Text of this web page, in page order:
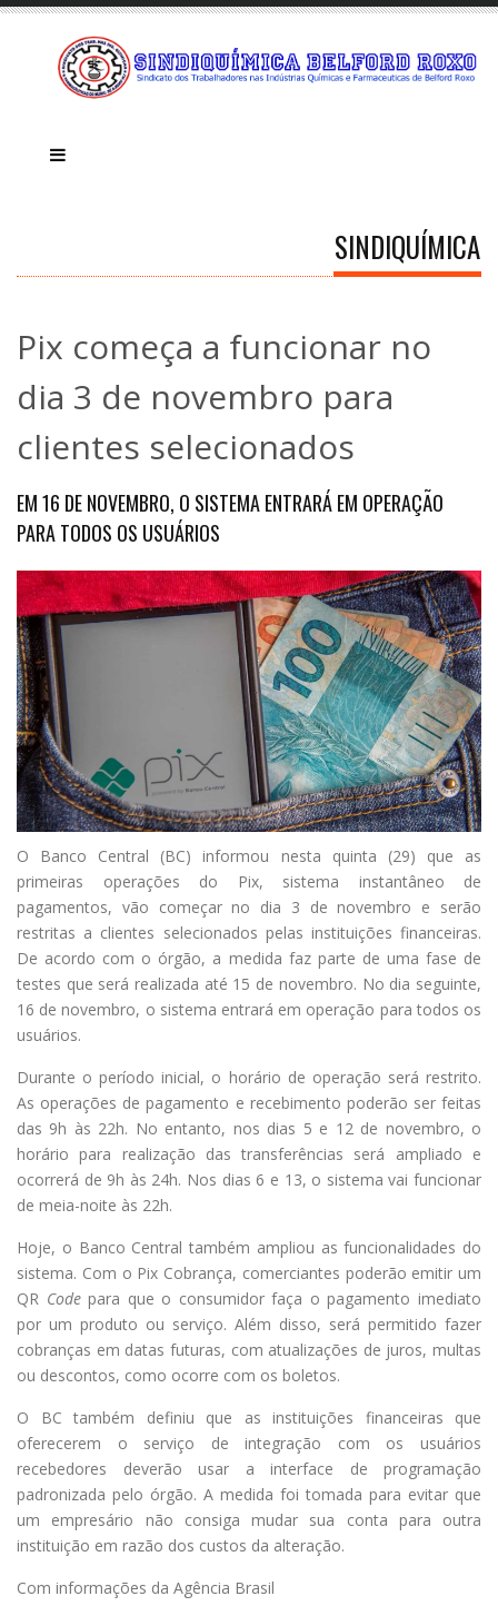
SINDIQUÍMICA
Pix começa a funcionar no
dia 3 de novembro para
clientes selecionados
EM 16 DE NOVEMBRO, O SISTEMA ENTRARÁ EM OPERAÇÃO
PARA TODOS OS USUÁRIOS
O Banco Central (BC) informou nesta quinta (29) que as
primeiras operações do Pix, sistema instantâneo de
pagamentos, vão começar no dia 3 de novembro e serão
restritas a clientes selecionados pelas instituições financeiras.
De acordo com o órgão, a medida faz parte de uma fase de
testes que será realizada até 15 de novembro. No dia seguinte,
16 de novembro, o sistema entrará em operação para todos os
usuários.
Durante o período inicial, o horário de operação será restrito.
As operações de pagamento e recebimento poderão ser feitas
das 9h às 22h. No entanto, nos dias 5 e 12 de novembro, o
horário para realização das transferências será ampliado e
ocorrerá de 9h às 24h. Nos dias 6 e 13, o sistema vai funcionar
de meia-noite às 22h.
Hoje, o Banco Central também ampliou as funcionalidades do
sistema. Com o Pix Cobrança, comerciantes poderão emitir um
QR Codepara que o consumidor faça o pagamento imediato
por um produto ou serviço. Além disso, será permitido fazer
cobranças em datas futuras, com atualizações de juros, multas
ou descontos, como ocorre com os boletos.
O BC também definiu que as instituições financeiras que
oferecerem o serviço de integração com os usuários
recebedores deverão usar a interface de programação
padronizada pelo órgão. A medida foi tomada para evitar que
um empresário não consiga mudar sua conta para outra
instituição em razão dos custos da alteração.
Com informações da Agência Brasil